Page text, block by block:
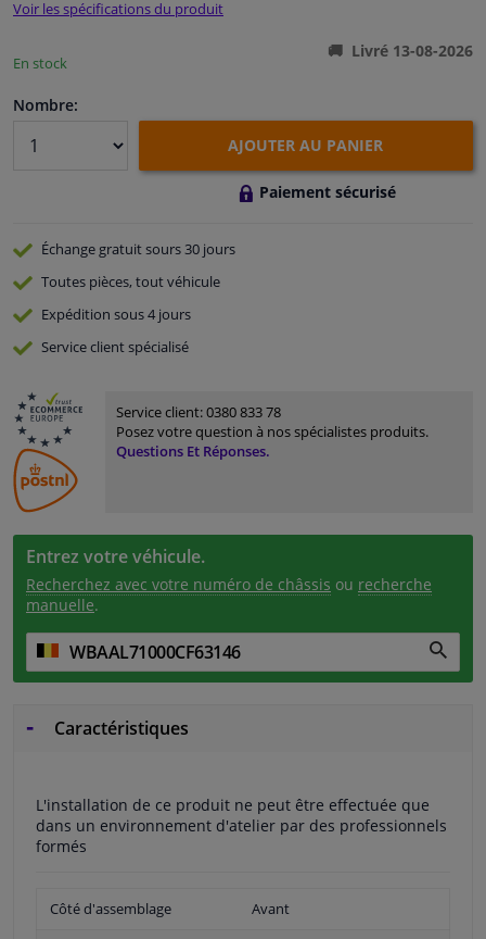
Atelier & outils
Promotions et réductions
Voir les spécifications du produit
En stock
Livré 13-08-2026
Nombre:
AJOUTER AU PANIER
Paiement sécurisé
Échange gratuitsours 30 jours
Toutes pièces, tout véhicule
Expédition sous 4 jours
Serviceclient spécialisé
Service client:0380 833 78
Posez votre question à nos spécialistes produits.
Questions Et Réponses.
Entrez votre véhicule.
Recherchez avec votre numéro de châssis ou recherche
manuelle.
Caractéristiques
L'installation de ce produit ne peut être effectuée que
dans un environnement d'atelier par des professionnels
formés
Côté d'assemblage Avant